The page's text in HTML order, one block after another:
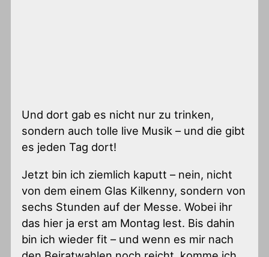
Und dort gab es nicht nur zu trinken,
sondern auch tolle live Musik – und die gibt
es jeden Tag dort!
Jetzt bin ich ziemlich kaputt – nein, nicht
von dem einem Glas Kilkenny, sondern von
sechs Stunden auf der Messe. Wobei ihr
das hier ja erst am Montag lest. Bis dahin
bin ich wieder fit – und wenn es mir nach